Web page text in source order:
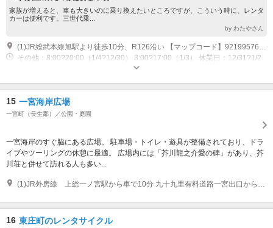
家族が増えると、車も大きいのに乗り換えたいところですが、こういう時に、レンタ
カーは便利です。三世代乗...
by わたやさん
(1)JR総武本線旭駅より徒歩10分、R126沿い 【マップコード】92199576*03
その他：8:00?20:00（1/4?12/30） 8:00?17:00（1/3） 休業日：12/31?1/2
15 一宮海岸広場
一宮町（長生郡）／公園・庭園
一宮海岸のすぐ脇にある広場。 駐車場・トイレ・遊具が整備されており、ドラ
イブやツーリングの休憩に最適。 広場内には「芥川龍之介愛の碑」があり、芥
川荘と併せて訪れる人も多い...
(1)JR外房線 上総一ノ宮駅から車で10分 九十九里有料道路一宮出口からすぐ
16 東庄町のレンタサイクル